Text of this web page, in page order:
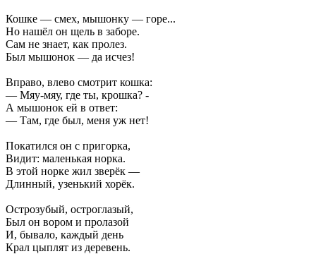
Кошке — смех, мышонку — горе...
Но нашёл он щель в заборе.
Сам не знает, как пролез.
Был мышонок — да исчез!
Вправо, влево смотрит кошка:
— Мяу-мяу, где ты, крошка? -
А мышонок ей в ответ:
— Там, где был, меня уж нет!
Покатился он с пригорка,
Видит: маленькая норка.
В этой норке жил зверёк —
Длинный, узенький хорёк.
Острозубый, остроглазый,
Был он вором и пролазой
И, бывало, каждый день
Крал цыплят из деревень.